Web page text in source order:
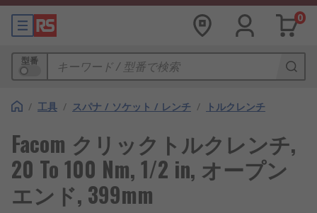
0
型番
/ 工具 / スパナ / ソケット / レンチ / トルクレンチ
Facom クリックトルクレンチ,
20 To 100 Nm, 1/2 in, オープン
エンド, 399mm